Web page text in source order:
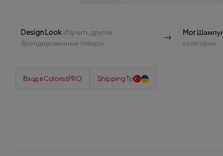
Design Look Изучить другие
брендированные товары
Mor
категории
Вход в ColoristPRO Shipping To